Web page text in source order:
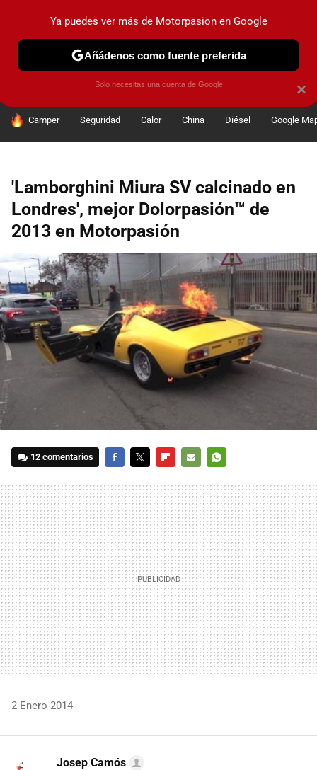
PRUEBAS COCHES ELÉCTRICOS OBSERVATORIO
HOY SE HABLA DE
Camper Seguridad Calor China Diésel Google
'Lamborghini Miura SV calcinado en
Londres', mejor Dolorpasión™ de
2013 en Motorpasión
12 comentarios
MAIL
2 Enero 2014
Josep Camós
×
Ya puedes ver más de Motorpasion en Google
Añádenos como fuente preferida
Solo necesitas una cuenta de Google